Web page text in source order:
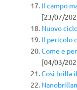
Il campo
[23/07/
Nuovo
Il pericolo
Come e
[04/03/
Così brilla